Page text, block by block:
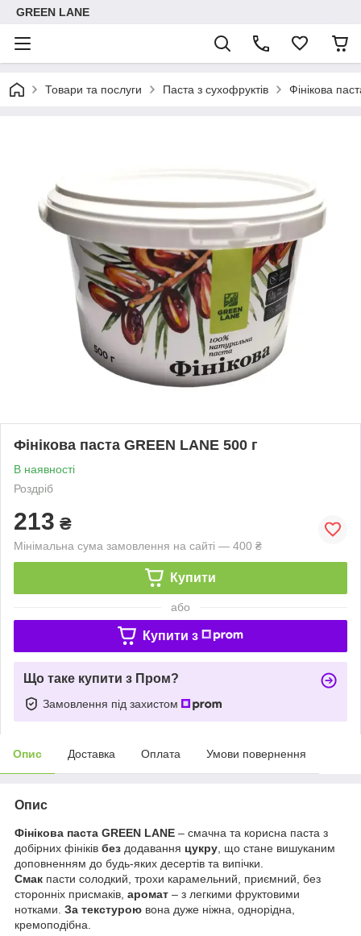
GREEN LANE
Товари та послуги Паста з сухофруктів Фінікова
Фінікова паста GREEN LANE 500 г
В наявності
Роздріб
213 ₴
Мінімальна сума замовлення на сайті — 400 ₴
Купити
або
Купити з
Що таке купити з Пром?
Замовлення під захистом
Опис Доставка Оплата Умови повернення
Опис
Фінікова паста GREEN LANE – смачна та корисна паста з
добірних фініків без додавання цукру , що стане вишуканим
доповненням до будь-яких десертів та випічки.
Смак пасти солодкий, трохи карамельний, приємний, без
сторонніх присмаків, аромат – з легкими фруктовими
нотками. За текстурою вона дуже ніжна, однорідна,
кремоподібна.